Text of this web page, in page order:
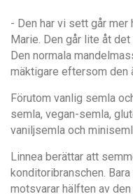
- Den har vi sett går
Marie. Den går lite åt
Den normala
mäktigare eftersom den
Förutom vanlig semla
semla, vegan-semla,
vaniljsemla och
Linnea berättar att
konditoribranschen.
motsvarar hälften av